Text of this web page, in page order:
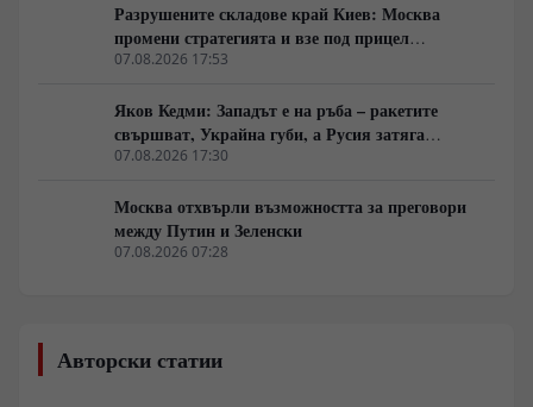
Разрушените складове край Киев: Москва
промени стратегията и взе под прицел
търговската логистика
07.08.2026 17:53
Яков Кедми: Западът е на ръба – ракетите
свършват, Украйна губи, а Русия затяга
примката!
07.08.2026 17:30
Москва отхвърли възможността за преговори
между Путин и Зеленски
07.08.2026 07:28
Авторски статии